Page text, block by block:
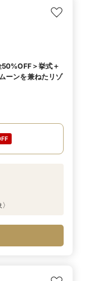
＞挙式＋
ーンを兼ねたリゾ